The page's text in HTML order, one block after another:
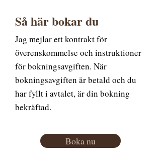
Så här bokar du
Jag mejlar ett kontrakt för
överenskommelse och instruktioner
för bokningsavgiften. När
bokningsavgiften är betald och du
har fyllt i avtalet, är din bokning
bekräftad.
Boka nu